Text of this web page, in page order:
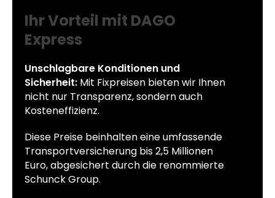
Ihr Vorteil mit DAGO
Express
Unschlagbare Konditionen und
Sicherheit: Mit Fixpreisen bieten wir Ihnen
nicht nur Transparenz, sondern auch
Kosteneffizienz.
Diese Preise beinhalten eine umfassende
Transportversicherung bis 2,5 Millionen
Euro, abgesichert durch die renommierte
Schunck Group.